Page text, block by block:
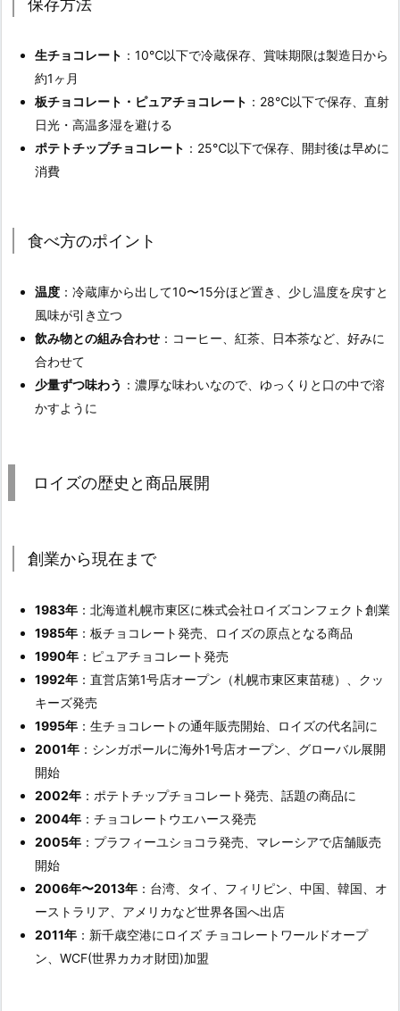
保存方法
生チョコレート ：10℃以下で冷蔵保存、賞味期限は製造日から
約1ヶ月
板チョコレート・ピュアチョコレート ：28℃以下で保存、直射
日光・高温多湿を避ける
ポテトチップチョコレート ：25℃以下で保存、開封後は早めに
消費
食べ方のポイント
温度 ：冷蔵庫から出して10〜15分ほど置き、少し温度を戻すと
風味が引き立つ
飲み物との組み合わせ ：コーヒー、紅茶、日本茶など、好みに
合わせて
少量ずつ味わう ：濃厚な味わいなので、ゆっくりと口の中で溶
かすように
ロイズの歴史と商品展開
創業から現在まで
1983年 ：北海道札幌市東区に株式会社ロイズコンフェクト創業
1985年 ：板チョコレート発売、ロイズの原点となる商品
1990年 ：ピュアチョコレート発売
1992年 ：直営店第1号店オープン（札幌市東区東苗穂）、クッ
キーズ発売
1995年 ：生チョコレートの通年販売開始、ロイズの代名詞に
2001年 ：シンガポールに海外1号店オープン、グローバル展開
開始
2002年 ：ポテトチップチョコレート発売、話題の商品に
2004年 ：チョコレートウエハース発売
2005年 ：プラフィーユショコラ発売、マレーシアで店舗販売
開始
2006年〜2013年 ：台湾、タイ、フィリピン、中国、韓国、オ
ーストラリア、アメリカなど世界各国へ出店
2011年 ：新千歳空港にロイズ チョコレートワールドオープ
ン、WCF(世界カカオ財団)加盟